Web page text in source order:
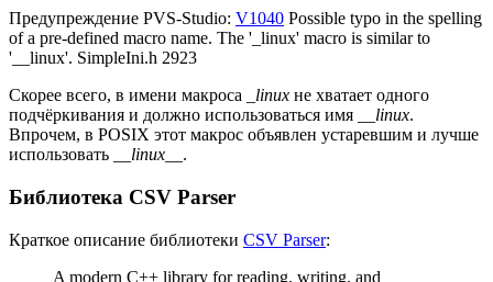
Предупреждение PVS-Studio: V1040 Possible typo in the spelling
of a pre-defined macro name. The '_linux' macro is similar to
'__linux'. SimpleIni.h 2923
Скорее всего, в имени макроса
_linux не хватает одного
подчёркивания и должно использоваться имя
__linux.
Впрочем, в POSIX этот макрос объявлен устаревшим и лучше
использовать
__linux__ .
Библиотека CSV Parser
Краткое описание библиотеки CSV Parser:
A modern C++ library for reading, writing, and